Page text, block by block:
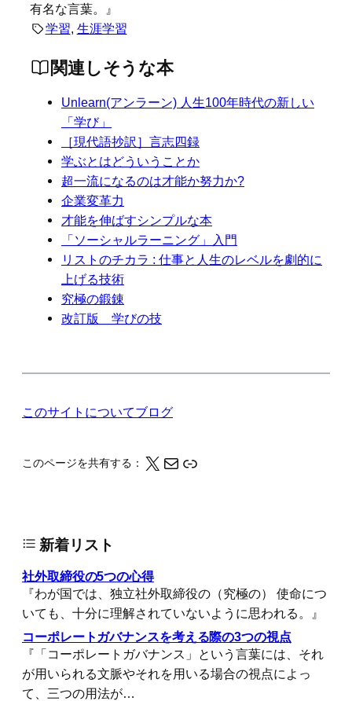
有名な言葉。』
学習, 生涯学習
関連しそうな本
Unlearn(アンラーン) 人生100年時代の新しい
「学び」
［現代語抄訳］言志四録
学ぶとはどういうことか
超一流になるのは才能か努力か?
企業変革力
才能を伸ばすシンプルな本
「ソーシャルラーニング」入門
リストのチカラ : 仕事と人生のレベルを劇的に
上げる技術
究極の鍛錬
改訂版 学びの技
このサイトについてブログ
このページを共有する： X メール このページの情報をクリップボードにコピーする
新着リスト
社外取締役の5つの心得
『わが国では、独立社外取締役の（究極の） 使命につ
いても、十分に理解されていないように思われる。』
コーポレートガバナンスを考える際の3つの視点
『「コーポレートガバナンス」という言葉には、それ
が用いられる文脈やそれを用いる場合の視点によっ
て、三つの用法が…